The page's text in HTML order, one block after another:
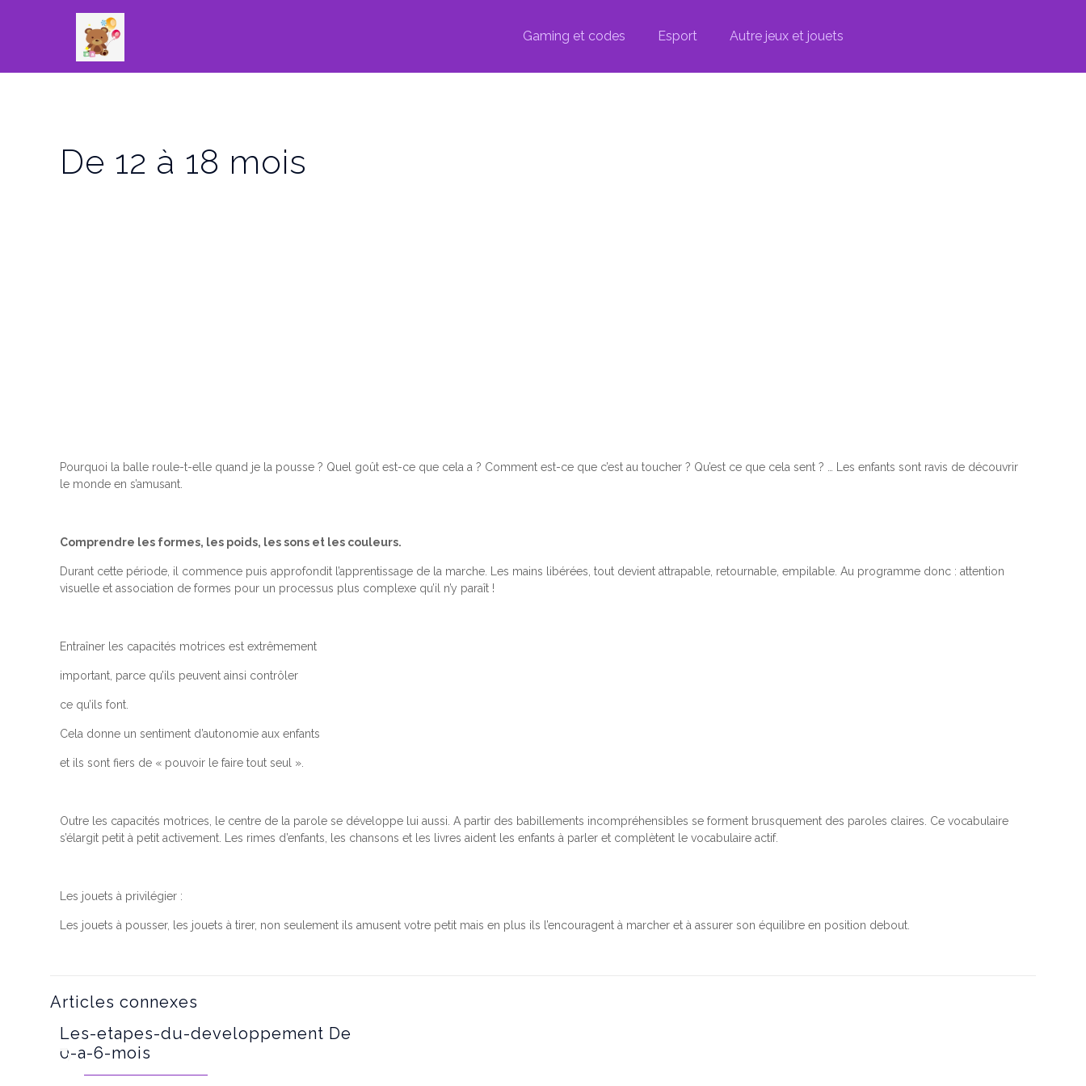
Gaming et codes Esport Autre jeux et jouets
De 12 à 18 mois
Pourquoi la balle roule-t-elle quand je la pousse ? Quel goût est-ce que cela a ? Comment est-ce que c’est au toucher ? Qu’est ce que cela sent ? … Les enfants sont ravis de découvrir
le monde en s’amusant.
Comprendre les formes, les poids, les sons et les couleurs.
Durant cette période, il commence puis approfondit l’apprentissage de la marche. Les mains libérées, tout devient attrapable, retournable, empilable. Au programme donc : attention
visuelle et association de formes pour un processus plus complexe qu’il n’y paraît !
Entraîner les capacités motrices est extrêmement
important, parce qu’ils peuvent ainsi contrôler
ce qu’ils font.
Cela donne un sentiment d’autonomie aux enfants
et ils sont fiers de « pouvoir le faire tout seul ».
Outre les capacités motrices, le centre de la parole se développe lui aussi. A partir des babillements incompréhensibles se forment brusquement des paroles claires. Ce vocabulaire
s’élargit petit à petit activement. Les rimes d’enfants, les chansons et les livres aident les enfants à parler et complètent le vocabulaire actif.
Les jouets à privilégier :
Les jouets à pousser, les jouets à tirer, non seulement ils amusent votre petit mais en plus ils l’encouragent à marcher et à assurer son équilibre en position debout.
Articles connexes
Les-etapes-du-developpement De
0-a-6-mois